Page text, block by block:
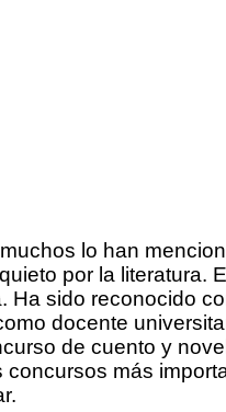
lo han
por la literatura.
sido reconocido
docente
de cuento y
más